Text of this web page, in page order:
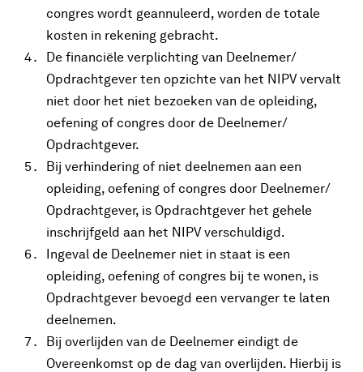
congres wordt geannuleerd, worden de totale
kosten in rekening gebracht.
De financiële verplichting van Deelnemer/
Opdrachtgever ten opzichte van het NIPV vervalt
niet door het niet bezoeken van de opleiding,
oefening of congres door de Deelnemer/
Opdrachtgever.
Bij verhindering of niet deelnemen aan een
opleiding, oefening of congres door Deelnemer/
Opdrachtgever, is Opdrachtgever het gehele
inschrijfgeld aan het NIPV verschuldigd.
Ingeval de Deelnemer niet in staat is een
opleiding, oefening of congres bij te wonen, is
Opdrachtgever bevoegd een vervanger te laten
deelnemen.
Bij overlijden van de Deelnemer eindigt de
Overeenkomst op de dag van overlijden. Hierbij is